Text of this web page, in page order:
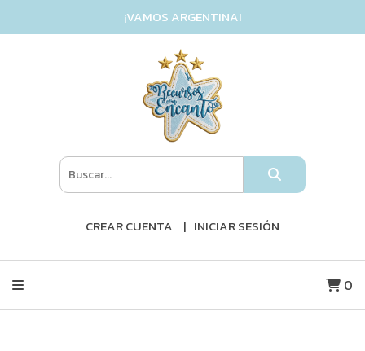
¡VAMOS ARGENTINA!
CREAR CUENTA INICIAR SESIÓN
0